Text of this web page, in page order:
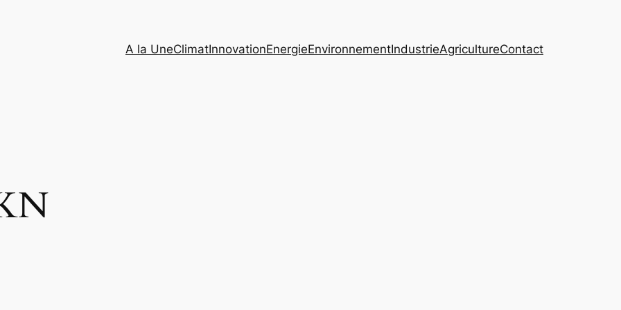
A la UneClimatInnovationEnergieEnvironnementIndustrieAgricultureContact